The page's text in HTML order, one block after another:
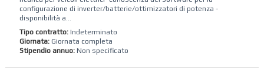
configurazione di inverter/batterie/ottimizzatori di potenza -
disponibilità a...
Tipo contratto:Indeterminato
Giornata: Giornata completa
Stipendio annuo: Non specificato